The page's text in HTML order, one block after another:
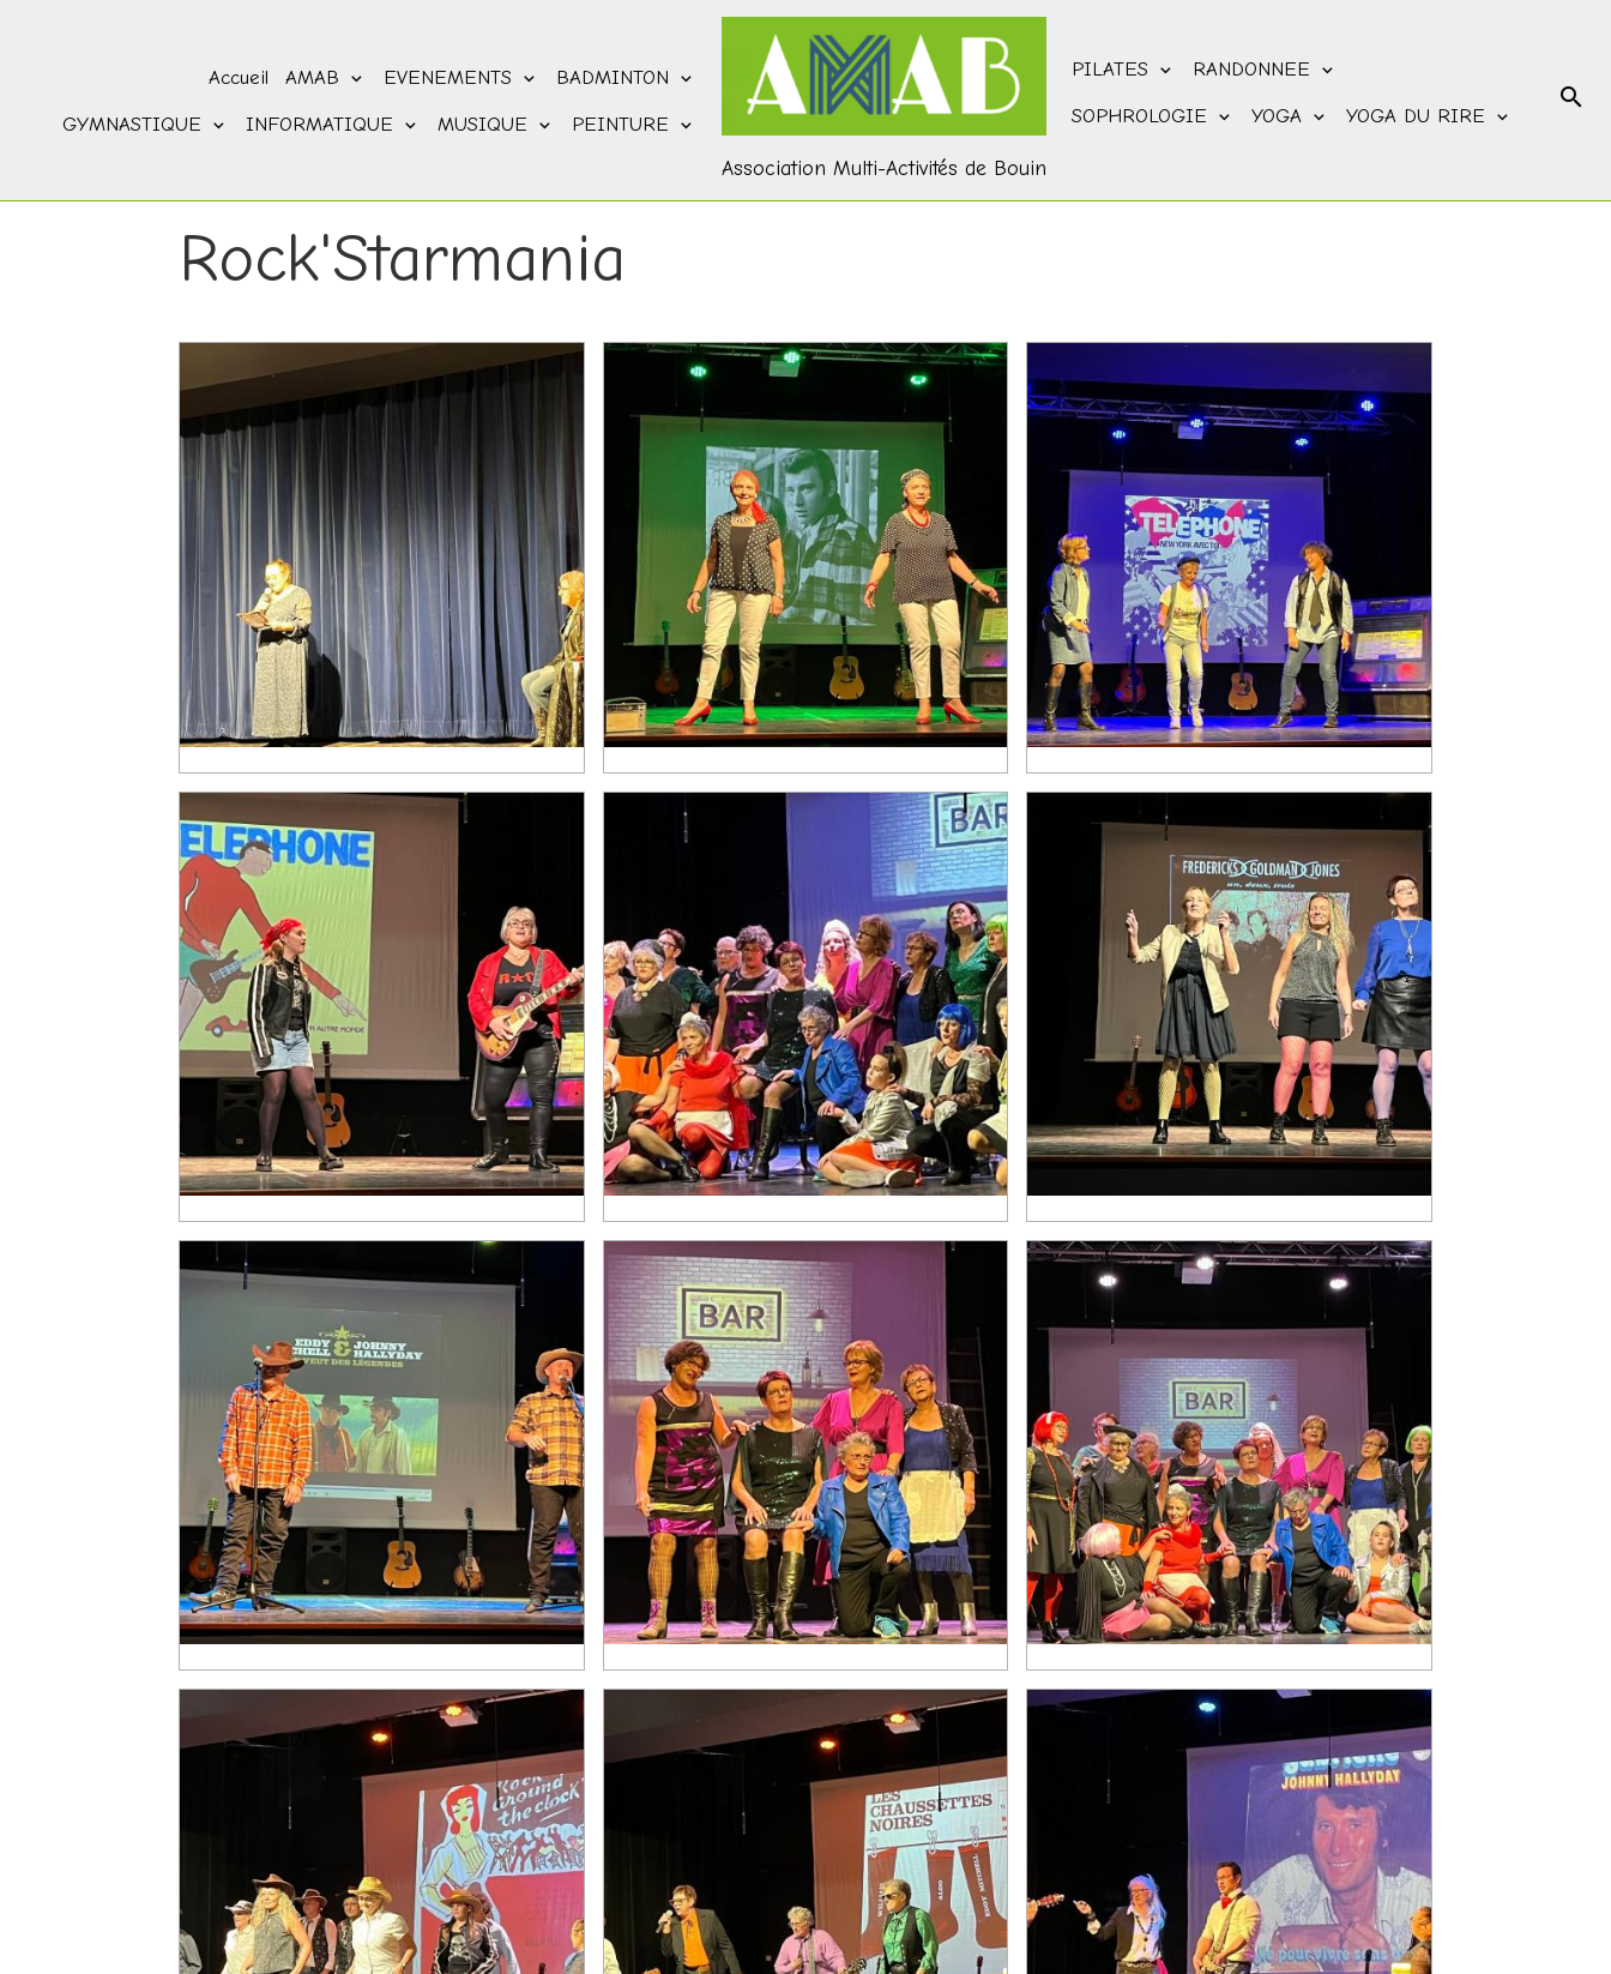
Accueil AMAB EVENEMENTS BADMINTON
GYMNASTIQUE INFORMATIQUE MUSIQUE PEINTURE
Association Multi-Activités de Bouin
PILATES RANDONNEE
SOPHROLOGIE YOGA YOGA DU RIRE
Rock'Starmania